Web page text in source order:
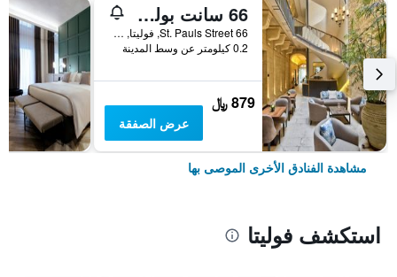
66 سانت بولس آند سبا
66 St. Pauls Street, فوليتا, مالطا
0.2 كيلومتر عن وسط المدينة
879 ﷼
عرض الصفقة
مشاهدة الفنادق الأخرى الموصى بها
استكشف فوليتا